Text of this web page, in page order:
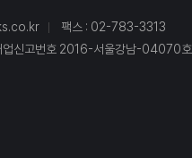
팩스 : 02-783-3313
업신고번호 2016-서울강남-04070호